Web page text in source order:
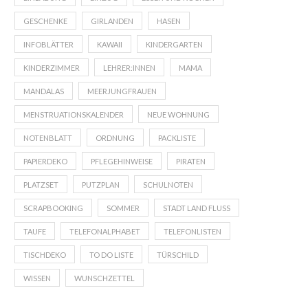
GESCHENKE GIRLANDEN HASEN
INFOBLÄTTER KAWAII KINDERGARTEN
KINDERZIMMER LEHRER:INNEN MAMA
MANDALAS MEERJUNGFRAUEN
MENSTRUATIONSKALENDER NEUE WOHNUNG
NOTENBLATT ORDNUNG PACKLISTE
PAPIERDEKO PFLEGEHINWEISE PIRATEN
PLATZSET PUTZPLAN SCHULNOTEN
SCRAPBOOKING SOMMER STADT LAND FLUSS
TAUFE TELEFONALPHABET TELEFONLISTEN
TISCHDEKO TO DO LISTE TÜRSCHILD
WISSEN WUNSCHZETTEL